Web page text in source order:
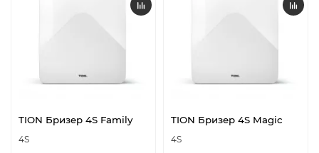
TION Бризер 4S Family
4S
TION Бризер 4S Magic
4S